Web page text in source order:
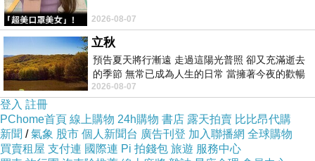
2026-08-07
立秋
預告夏天將行漸遠 走過這陽光普照 卻又充滿逝去
的季節 無常已成為人生的日常 當擁著今夜的歡暢
舒心 轉眼驟成昨日 而明晨 太陽
2026-08-07
登入 註冊
PChome首頁 線上購物 24h購物 書店 露天拍賣 比比昂代購
新聞 /氣象 股市 個人新聞台 廣告刊登 加入聯播網 全球購物
買賣租屋 支付連 國際連 Pi 拍錢包 旅遊 服務中心